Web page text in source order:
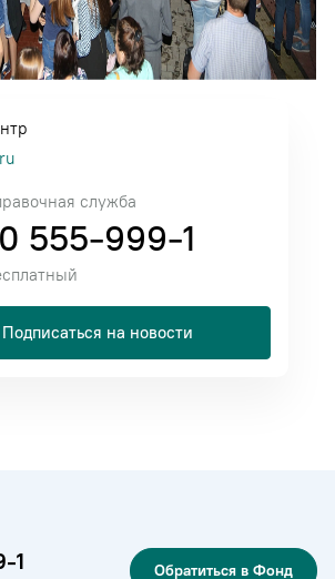
служба
555-999-1
Подписаться на новости
1 Обратиться в Фонд